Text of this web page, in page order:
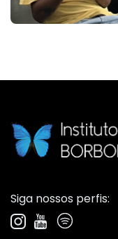
Siga nossos perfis: